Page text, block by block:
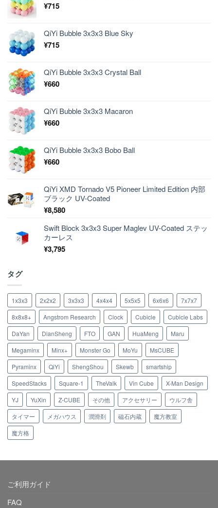
¥715
QiYi Bubble 3x3x3 Blue Sky
¥715
QiYi Bubble 3x3x3 Crystal Ball
¥660
QiYi Bubble 3x3x3 Macaron
¥660
QiYi Bubble 3x3x3 Bobo Ball
¥660
QiYi XMD Tornado V5 Pioneer Limited Edition 内部
ブラック UV-Coated
¥8,580
Swift Block 3x3x3 Super Maglev UV-Coated ステッ
カーレス
¥3,795
タグ
1x3x3 2x2x2 3x3x3 4x4x4 5x5x5 6x6x6
7x7x7
8x8x8+
Angstrom Research Clock Cubicle
Cubicle Labs
DaYan
DianSheng FTO GAN HuaMeng
Maru
Megaminx
Minx+ Monster Go MoYu
MsCUBE
Pyraminx
QiYi ShengShou Skewb
smartship
SpeedStacks
Square-1 TheValk Vin Cube
X-Man Design
YJ
YuXin Z-CUBE その他 アクセサリー
ウルフ舎
タイマー
メガハウス 潤滑剤 磁石内蔵
魔方教室
魔方格
ご利用ガイド
FAQ